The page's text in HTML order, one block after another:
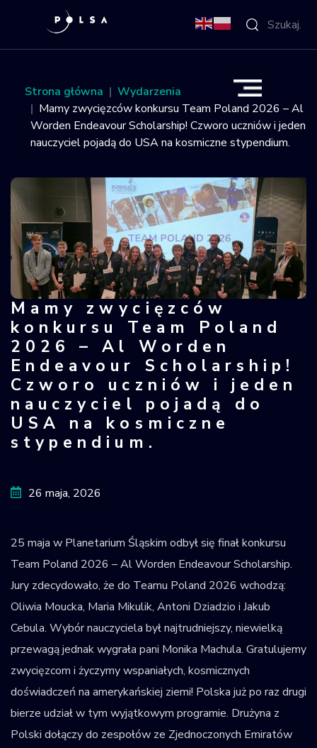
O Agencji
Aktywności
NSIS
Sektor
Polska w
kosmosie
Krajowy Rejestr
Obiektów
Kosmicznych
Strona główna
Wydarzenia
Mamy zwycięzców konkursu Team Poland 2026 – Al
Worden Endeavour Scholarship! Czworo uczniów i jeden
nauczyciel pojadą do USA na kosmiczne stypendium.
Mamy zwycięzców konkursu Team
Mamy zwycięzców
konkursu Team Poland
2026 – Al Worden
Endeavour Scholarship!
Czworo uczniów i jeden
nauczyciel pojadą do
USA na kosmiczne
stypendium.
26 maja, 2026
25 maja w Planetarium Śląskim odbył się finał konkursu
Team Poland 2026 – Al Worden Endeavour Scholarship.
Jury zdecydowało, że do Teamu Poland 2026 wchodzą:
Oliwia Moucka, Maria Mikulik, Antoni Dziadzio i Jakub
Cebula. Wybór nauczyciela był najtrudniejszy, niewielką
przewagą jednak wygrała pani Monika Machula. Gratulujemy
zwycięzcom i życzymy wspaniałych, kosmicznych
doświadczeń na amerykańskiej ziemi! Polska już po raz drugi
bierze udział w tym wyjątkowym programie. Drużyna z
Polski dołączy do zespołów ze Zjednoczonych Emiratów